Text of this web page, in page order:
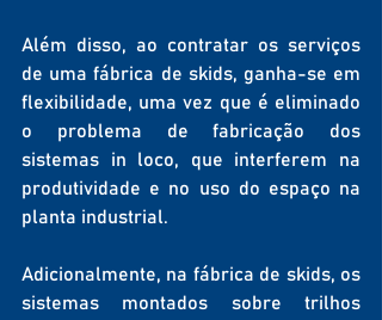
Além disso, ao contratar os serviços
de uma fábrica de skids, ganha-se em
flexibilidade, uma vez que é eliminado
o problema de fabricação dos
sistemas in loco, que interferem na
produtividade e no uso do espaço na
planta industrial.
Adicionalmente, na fábrica de skids, os
sistemas montados sobre trilhos